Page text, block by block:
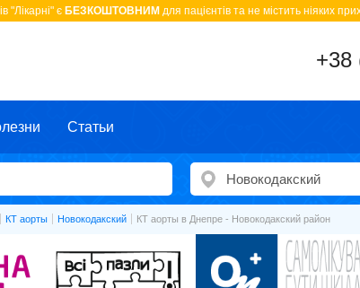
"Лікарні" є БЕЗКОШТОВНИМ для пацієнтів та не містить ніяких
+38
Статьи
КТ аорты Новокодакский КТ аорты в Днепре - Новокодакский район